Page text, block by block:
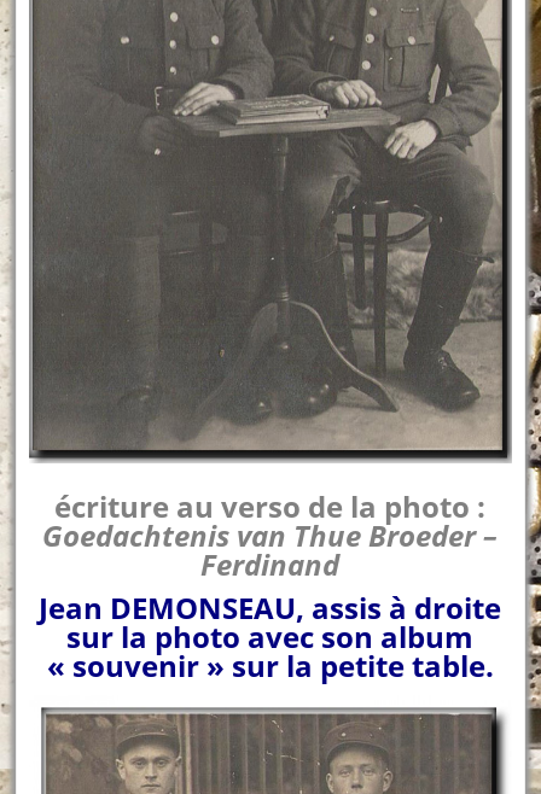
écriture au verso de la photo :
Goedachtenis van Thue Broeder –
Ferdinand
Jean DEMONSEAU, assis à droite
sur la photo avec son album
« souvenir » sur la petite table.